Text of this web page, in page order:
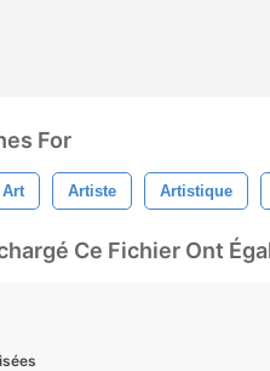
For
Art Artiste Artistique
Ce Fichier Ont